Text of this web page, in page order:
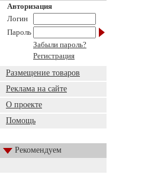
Авторизация
Логин
Пароль
Забыли пароль?
Регистрация
Размещение товаров
Реклама на сайте
О проекте
Помощь
Рекомендуем